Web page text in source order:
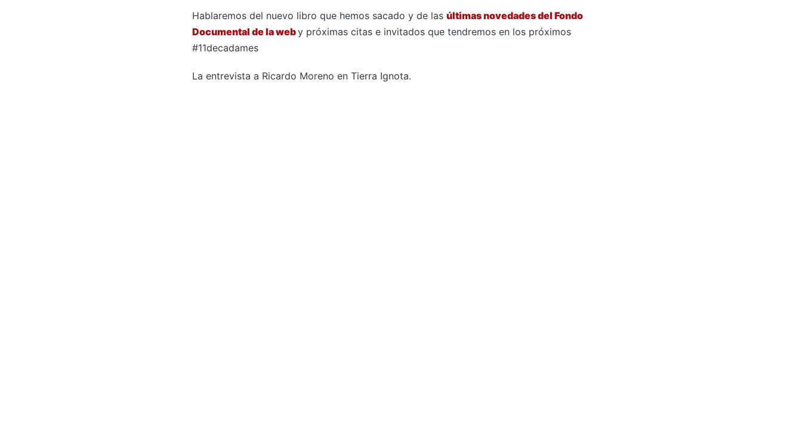
Hablaremos del nuevo libro que hemos sacado y de las últimas novedades del Fondo
Documental de la weby próximas citas e invitados que tendremos en los próximos
#11decadames
La entrevista a Ricardo Moreno en Tierra Ignota.